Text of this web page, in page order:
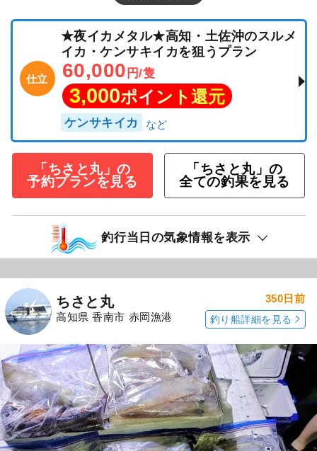
仕立
★夜イカメタル★高知・土佐沖のスルメ
イカ・ケンサキイカを狙うプラン
60,000 円/隻
3,000ポイント還元
ケンサキイカ
「ちさと丸」の
予約プランを見る
「ちさと丸」の
全ての釣果を見る
釣行当日の気象情報を表示
ちさと丸
高知県 香南市 赤岡漁港
350日前
釣り船詳細を見る